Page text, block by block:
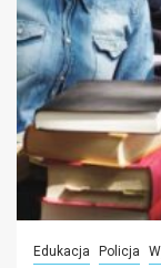
Edukacja Policja